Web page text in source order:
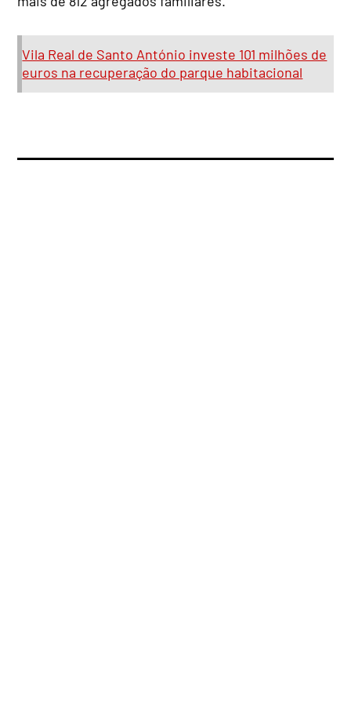
Vila Real de Santo António investe 101 milhões de
euros na recuperação do parque habitacional